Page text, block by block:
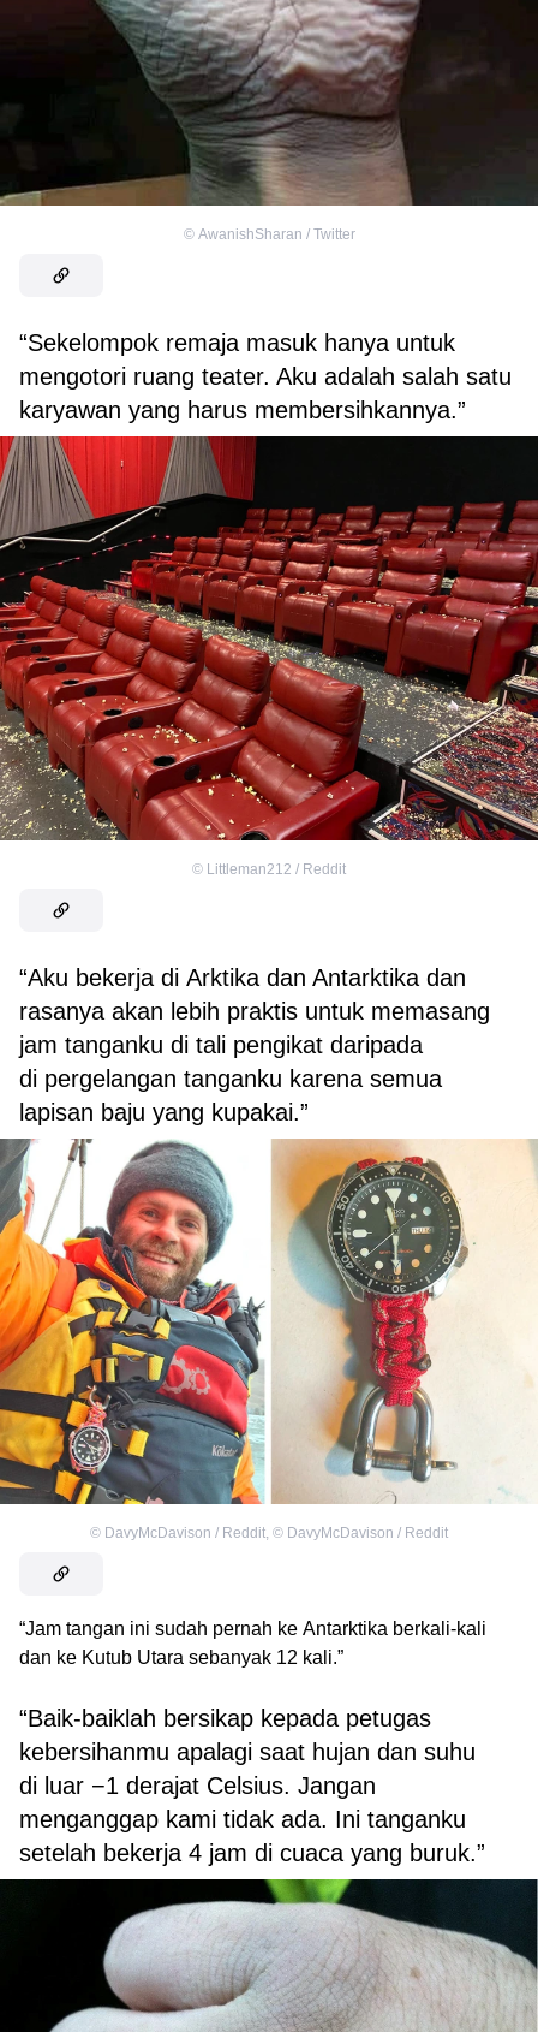
© AwanishSharan / Twitter
“Sekelompok remaja masuk hanya untuk
mengotori ruang teater. Aku adalah salah satu
karyawan yang harus membersihkannya.”
© Littleman212 / Reddit
“Aku bekerja di Arktika dan Antarktika dan
rasanya akan lebih praktis untuk memasang
jam tanganku di tali pengikat daripada
di pergelangan tanganku karena semua
lapisan baju yang kupakai.”
© DavyMcDavison / Reddit, © DavyMcDavison / Reddit
“Jam tangan ini sudah pernah ke Antarktika berkali-kali
dan ke Kutub Utara sebanyak 12 kali.”
“Baik-baiklah bersikap kepada petugas
kebersihanmu apalagi saat hujan dan suhu
di luar −1 derajat Celsius. Jangan
menganggap kami tidak ada. Ini tanganku
setelah bekerja 4 jam di cuaca yang buruk.”